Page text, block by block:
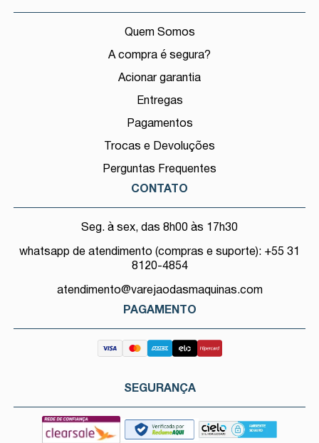
Quem Somos
A compra é segura?
Acionar garantia
Entregas
Pagamentos
Trocas e Devoluções
Perguntas Frequentes
CONTATO
Seg. à sex, das 8h00 às 17h30
whatsapp de atendimento (compras e suporte): +55 31
8120-4854
atendimento@varejaodasmaquinas.com
PAGAMENTO
SEGURANÇA